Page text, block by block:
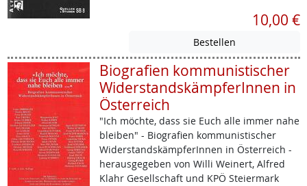
10,00 €
Biografien kommunistischer
WiderstandskämpferInnen in
Österreich
"Ich möchte, dass sie Euch alle immer nahe
bleiben" - Biografien kommunistischer
WiderstandskämpferInnen in Österreich -
herausgegeben von Willi Weinert, Alfred
Klahr Gesellschaft und KPÖ Steiermark